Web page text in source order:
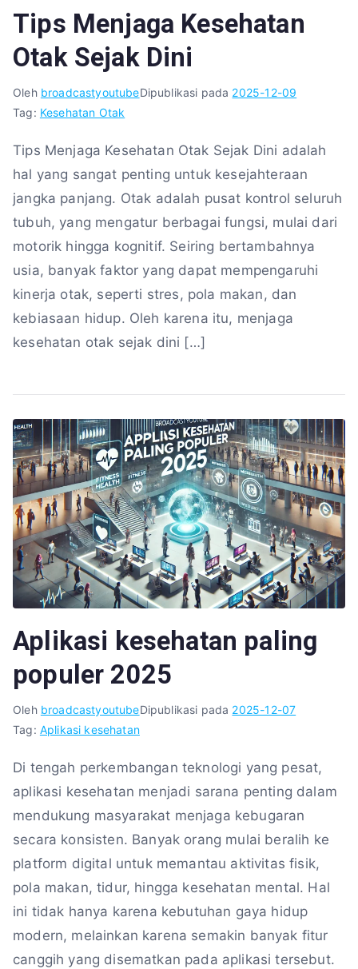
Tips Menjaga Kesehatan
Otak Sejak Dini
Oleh broadcastyoutubeDipublikasi pada 2025-12-09
Tag: Kesehatan Otak
Tips Menjaga Kesehatan Otak Sejak Dini adalah
hal yang sangat penting untuk kesejahteraan
jangka panjang. Otak adalah pusat kontrol seluruh
tubuh, yang mengatur berbagai fungsi, mulai dari
motorik hingga kognitif. Seiring bertambahnya
usia, banyak faktor yang dapat mempengaruhi
kinerja otak, seperti stres, pola makan, dan
kebiasaan hidup. Oleh karena itu, menjaga
kesehatan otak sejak dini […]
Aplikasi kesehatan paling
populer 2025
Oleh broadcastyoutubeDipublikasi pada 2025-12-07
Tag: Aplikasi kesehatan
Di tengah perkembangan teknologi yang pesat,
aplikasi kesehatan menjadi sarana penting dalam
mendukung masyarakat menjaga kebugaran
secara konsisten. Banyak orang mulai beralih ke
platform digital untuk memantau aktivitas fisik,
pola makan, tidur, hingga kesehatan mental. Hal
ini tidak hanya karena kebutuhan gaya hidup
modern, melainkan karena semakin banyak fitur
canggih yang disematkan pada aplikasi tersebut.